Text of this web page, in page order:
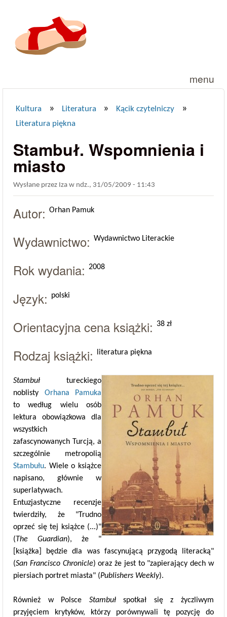
menu
Jesteś tutaj
Kultura » Literatura » Kącik czytelniczy »
Literatura piękna
Stambuł. Wspomnienia i
miasto
Wysłane przez Iza w ndz., 31/05/2009 - 11:43
Autor: Orhan Pamuk
Wydawnictwo: Wydawnictwo Literackie
Rok wydania: 2008
Język: polski
Orientacyjna cena książki: 38 zł
Rodzaj książki: literatura piękna
Stambułtureckiego
noblisty Orhana Pamuka
to według wielu osób
lektura obowiązkowa dla
wszystkich
zafascynowanych Turcją, a
szczególnie metropolią
Stambułu. Wiele o książce
napisano, głównie w
superlatywach.
Entuzjastyczne recenzje
twierdziły, że "Trudno
oprzeć się tej książce (...)"
(The Guardian), że "
[książka] będzie dla was fascynującą przygodą literacką"
(San Francisco Chronicle) oraz że jest to "zapierający dech w
piersiach portret miasta" (Publishers Weekly).
Również w Polsce Stambułspotkał się z życzliwym
przyjęciem krytyków, którzy porównywali tę pozycję do